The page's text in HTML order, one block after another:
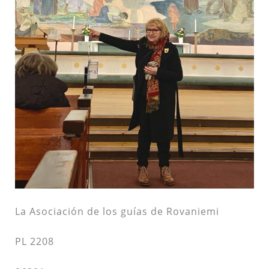
La Asociación de los guías de Rovaniemi
PL 2208